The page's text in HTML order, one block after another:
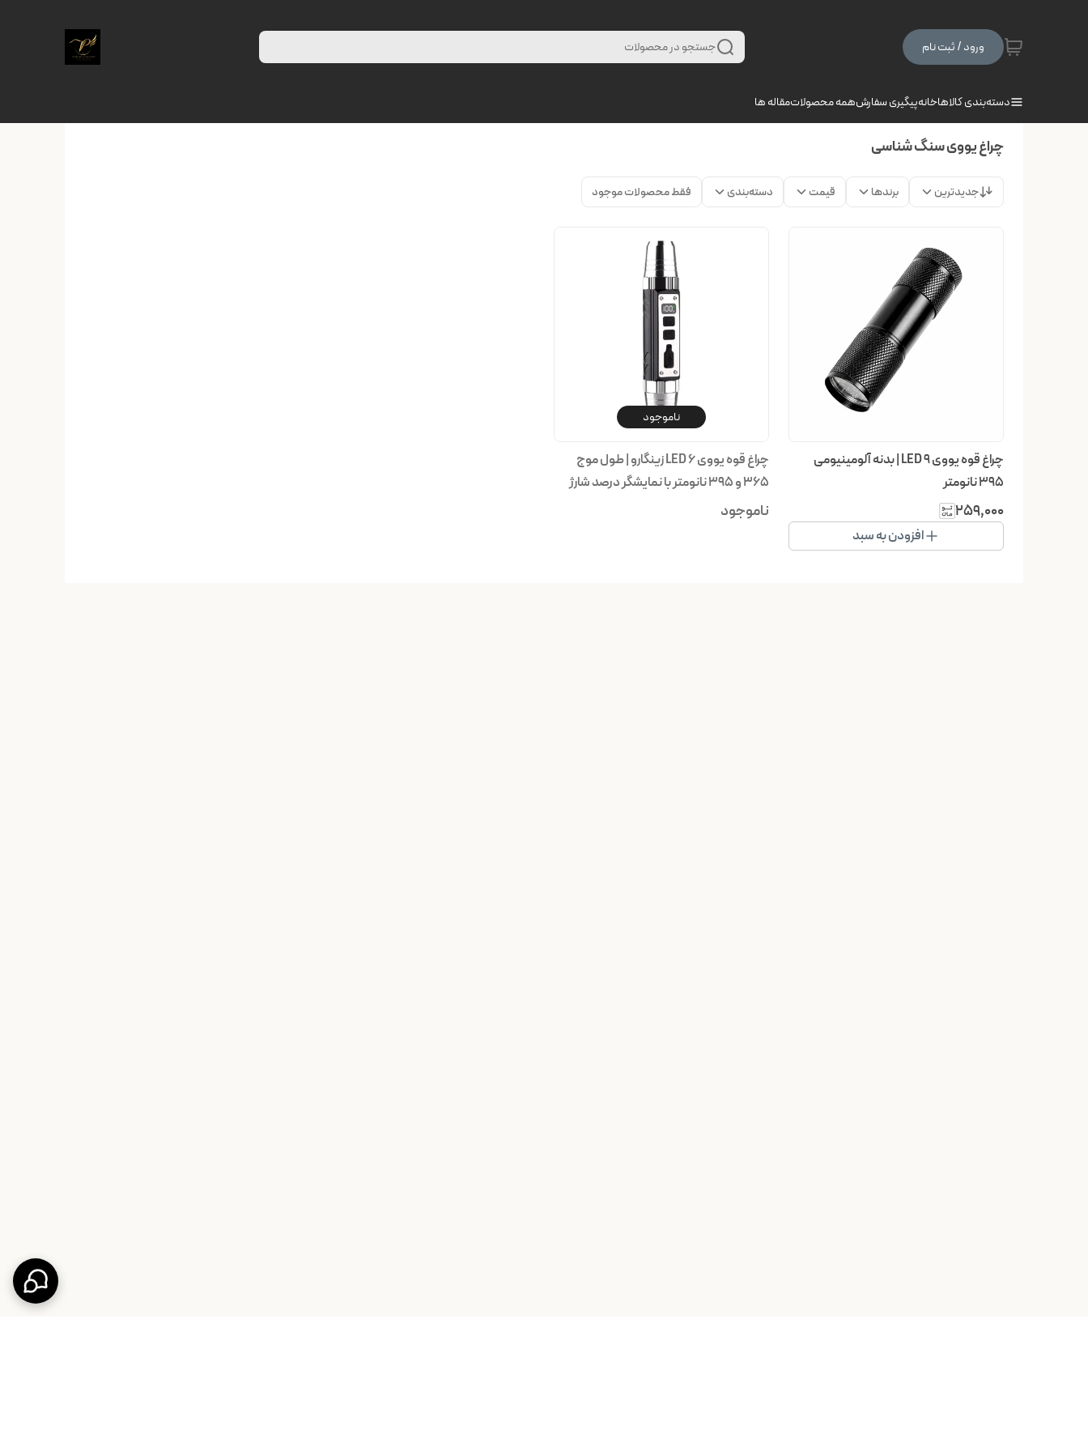
ورود / ثبت نام جستجو در محصولات
دسته‌بندی کالاهاخانهپیگیری سفارشهمه محصولاتمقاله ها
چراغ یووی سنگ شناسی
جدیدترین برندها قیمت دسته‌بندی فقط محصولات موجود
چراغ قوه یووی ۹ LED | بدنه آلومینیومی
۳۹۵ نانومتر
۲۵۹٬۰۰۰
افزودن به سبد
ناموجود
چراغ قوه یووی ۶ LED زینگارو | طول موج
۳۶۵ و ۳۹۵ نانومتر با نمایشگر درصد شارژ
ناموجود